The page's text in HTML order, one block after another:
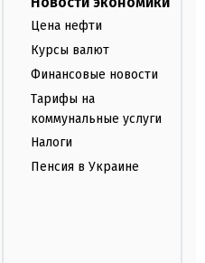
Цена нефти
Курсы валют
Финансовые новости
Тарифы на
коммунальные услуги
Налоги
Пенсия в Украине